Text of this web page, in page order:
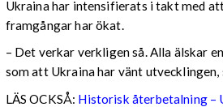
Ukraina har intensifierats i takt med
framgångar har ökat.
– Det verkar verkligen så. Alla älskar
som att Ukraina har vänt
LÄS OCKSÅ: Historisk återbetalning –